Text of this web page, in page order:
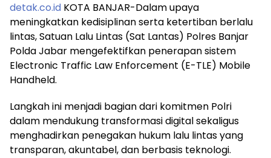
detak.co.id KOTA BANJAR-Dalam upaya
meningkatkan kedisiplinan serta ketertiban berlalu
lintas, Satuan Lalu Lintas (Sat Lantas) Polres Banjar
Polda Jabar mengefektifkan penerapan sistem
Electronic Traffic Law Enforcement (E-TLE) Mobile
Handheld.
Langkah ini menjadi bagian dari komitmen Polri
dalam mendukung transformasi digital sekaligus
menghadirkan penegakan hukum lalu lintas yang
transparan, akuntabel, dan berbasis teknologi.